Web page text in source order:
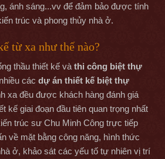
ánh sáng...vv để đảm bảo được tính
trúc và phong thủy nhà ở.
từ xa như thế nào?
thầu thiết kế và thi công biệt thự
các dự án thiết kế biệt thự
xa đều được khách hàng đánh giá
kế giai đoạn đầu tiên quan trọng nhất
trúc sư Chu Minh Công trực tiếp
về mặt bằng công năng, hình thức
ở, khảo sát các yếu tố tự nhiên vị trí